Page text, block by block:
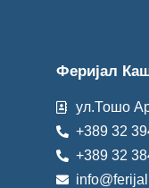
Феријал
ул.Тошо
+389 32
+389 32